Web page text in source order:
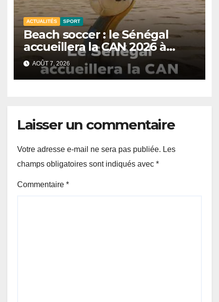
ACTUALITÉS SPORT
Beach soccer : le Sénégal
accueillera la CAN 2026 à
Dakar.
AOÛT 7, 2026
Laisser un commentaire
Votre adresse e-mail ne sera pas publiée. Les
champs obligatoires sont indiqués avec *
Commentaire *